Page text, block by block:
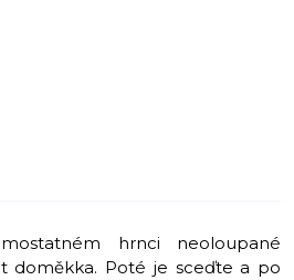
hrnci neoloupané
doměkka. Poté je sceďte a po